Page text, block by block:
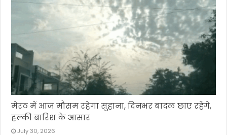
मेरठ में आज मौसम रहेगा सुहाना, दिनभर बादल छाए रहेंगे,
हल्की बारिश के आसार
July 30, 2026